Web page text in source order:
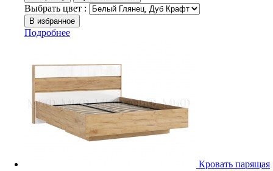
Выбрать цвет :
Подробнее
Кровать парящая